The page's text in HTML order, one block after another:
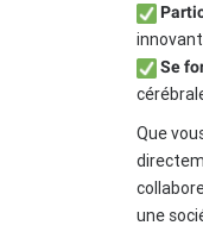
Se
Que
une